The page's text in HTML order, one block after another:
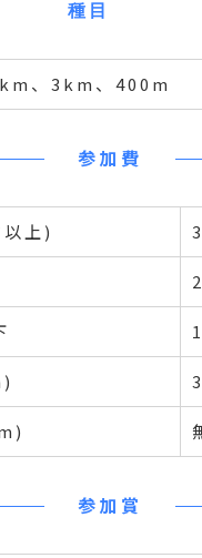
種目
、3km、400m
参加費
上)
参加賞